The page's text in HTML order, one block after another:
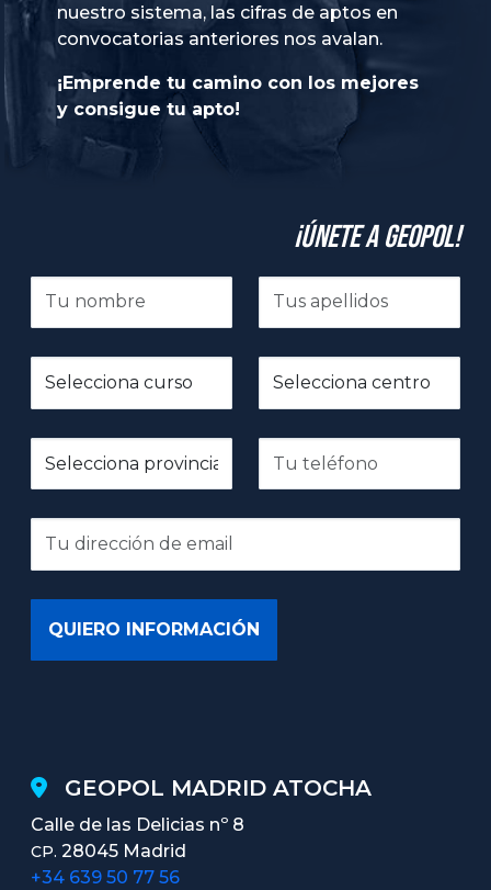
nuestro sistema, las cifras de aptos en
convocatorias anteriores nos avalan.
¡Emprende tu camino con los mejores
y consigue tu apto!
¡Únete a GeoPol!
GEOPOL MADRID ATOCHA
Calle de las Delicias nº 8
CP. 28045 Madrid
+34 639 50 77 56